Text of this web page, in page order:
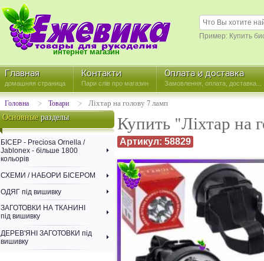
интернет магазин
Пример: Купить
Главная
домашняя страница
Контакти
Пари слів про магазин
Оплата й доставка
Замовлення, оплата, доставка...
Головна Товари Ліхтар на голову 7 ламп
Основныеразделы
БІСЕР - Precіosa Ornella /
Jablonex - більше 1800
кольорів
СХЕМИ / НАБОРИ БІСЕРОМ
ОДЯГ під вишивку
ЗАГОТОВКИ НА ТКАНИНІ
під вишивку
ДЕРЕВ'ЯНІ ЗАГОТОВКИ під
вишивку
Купить "Ліхтар на
Артикул: 58829